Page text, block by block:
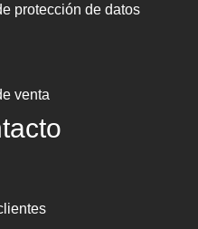
protección de datos
venta